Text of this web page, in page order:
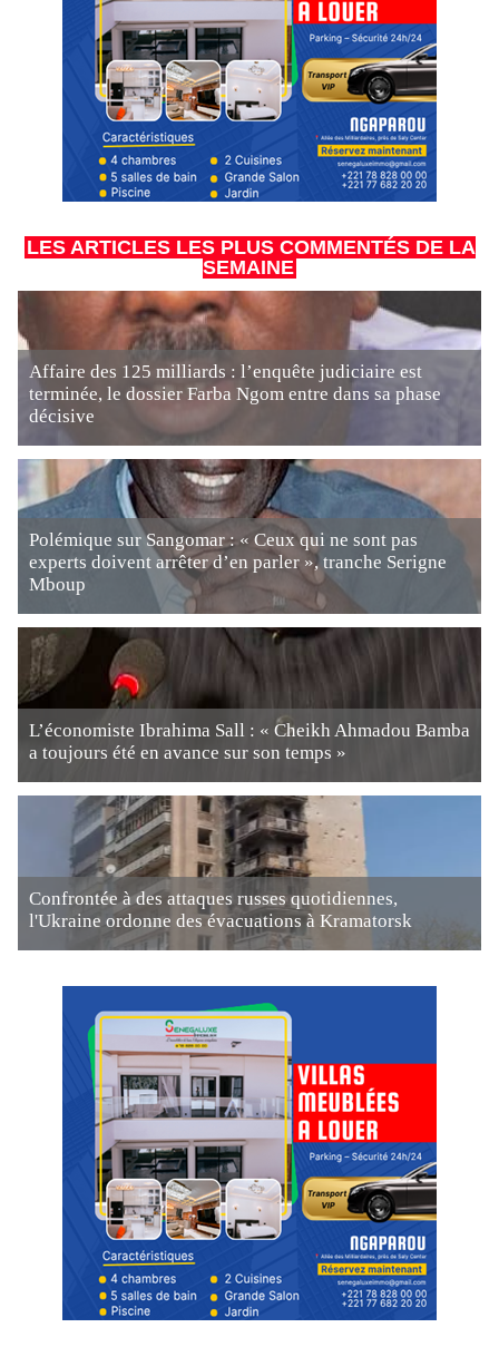
LES ARTICLES LES PLUS COMMENTÉS DE LA
SEMAINE
Affaire des 125 milliards : l’enquête judiciaire est
terminée, le dossier Farba Ngom entre dans sa phase
décisive
Polémique sur Sangomar : « Ceux qui ne sont pas
experts doivent arrêter d’en parler », tranche Serigne
Mboup
L’économiste Ibrahima Sall : « Cheikh Ahmadou Bamba
a toujours été en avance sur son temps »
Confrontée à des attaques russes quotidiennes,
l'Ukraine ordonne des évacuations à Kramatorsk